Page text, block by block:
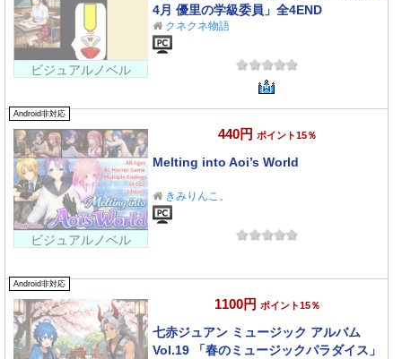
ビジュアルノベル
4月 優里の学級委員」全4END
クネクネ物語
Android非対応
ビジュアルノベル
440円 ポイント15％
Melting into Aoi’s World
きみりんこ。
Android非対応
1100円 ポイント15％
七赤ジュアン ミュージック アルバム
Vol.19 「春のミュージックパラダイス」